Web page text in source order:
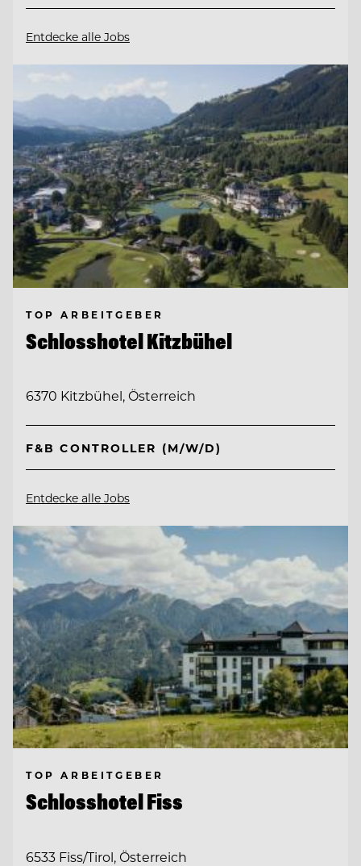
Entdecke alle Jobs
TOP ARBEITGEBER
Schlosshotel Kitzbühel
6370 Kitzbühel, Österreich
F&B CONTROLLER (M/W/D)
Entdecke alle Jobs
TOP ARBEITGEBER
Schlosshotel Fiss
6533 Fiss/Tirol, Österreich